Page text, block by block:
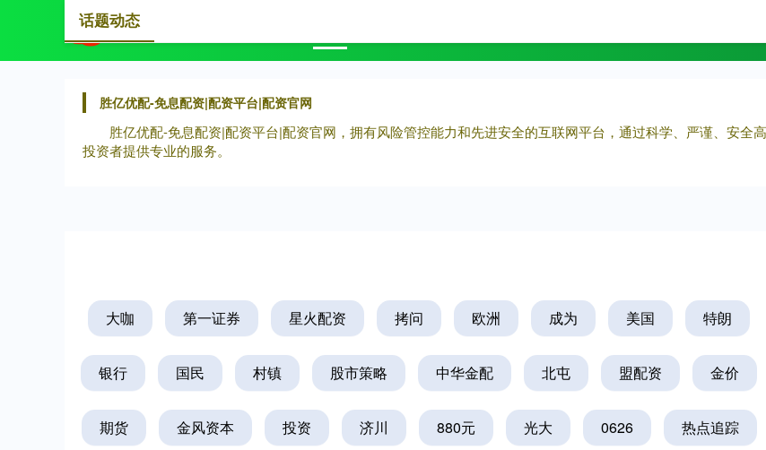
胜亿优配-免息配资|配资平台|配资官网
胜亿优配-免息配资|配资平台|配资官网，拥有风险管控能力和先进安全的互联网平台，通过科学、严谨、安全
投资者提供专业的服务。
话题动态
大咖 第一证券 星火配资 拷问 欧洲 成为 美国 特朗
银行 国民 村镇 股市策略 中华金配 北屯 盟配资 金价
期货 金风资本 投资 济川 880元 光大 0626 热点追踪